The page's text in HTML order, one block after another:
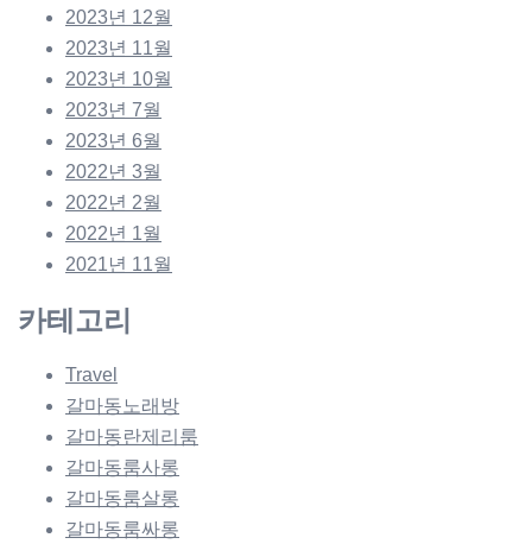
2023년 12월
2023년 11월
2023년 10월
2023년 7월
2023년 6월
2022년 3월
2022년 2월
2022년 1월
2021년 11월
카테고리
Travel
갈마동노래방
갈마동란제리룸
갈마동룸사롱
갈마동룸살롱
갈마동룸싸롱